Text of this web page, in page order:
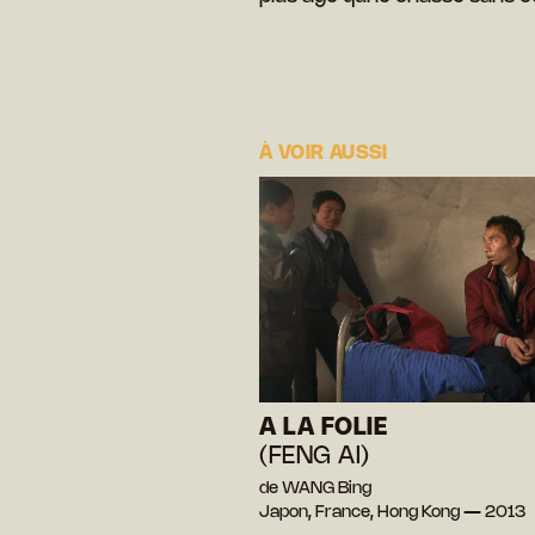
À VOIR AUSSI
A LA FOLIE
(FENG AI)
de WANG Bing
Japon, France, Hong Kong — 2013